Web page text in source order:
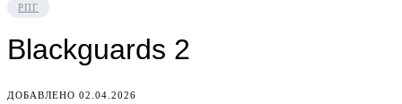
РПГ
Blackguards 2
ДОБАВЛЕНО 02.04.2026